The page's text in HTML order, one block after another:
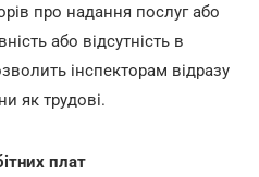
про надання послуг або
або відсутність в
інспекторам відразу
як трудові.
плат